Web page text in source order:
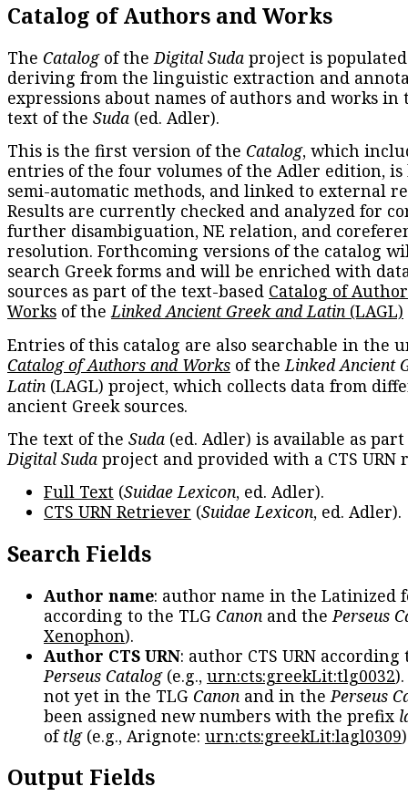
Catalog of Authors and Works
The Catalogof theDigital Suda project is
deriving from the linguistic extraction and
expressions about names of authors and works in
text of the Suda (ed. Adler).
This is the first version of the Catalog, which
entries of the four volumes of the Adler edition, is
semi-automatic methods, and linked to external
Results are currently checked and analyzed for
further disambiguation, NE relation, and
resolution. Forthcoming versions of the catalog
search Greek forms and will be enriched with
sources as part of the text-based Catalog of
Works of theLinked Ancient Greek and Latin (LAGL)
Entries of this catalog are also searchable in the
Catalog of Authors and Works of theLinked Ancient
Latin (LAGL) project, which collects data from
ancient Greek sources.
The text of the Suda (ed. Adler) is available as
Digital Suda project and provided with a CTS URN
Full Text (Suidae Lexicon, ed. Adler).
CTS URN Retriever (Suidae Lexicon, ed. Adler).
Search Fields
Author name: author name in the Latinized
according to the TLG Canon and thePerseus
Xenophon).
Author CTS URN: author CTS URN according
Perseus Catalog(e.g., urn:cts:greekLit:tlg0032
not yet in the TLG Canon and in thePerseus
been assigned new numbers with the prefix
oftlg(e.g., Arignote: urn:cts:greekLit:lagl0309
Output Fields